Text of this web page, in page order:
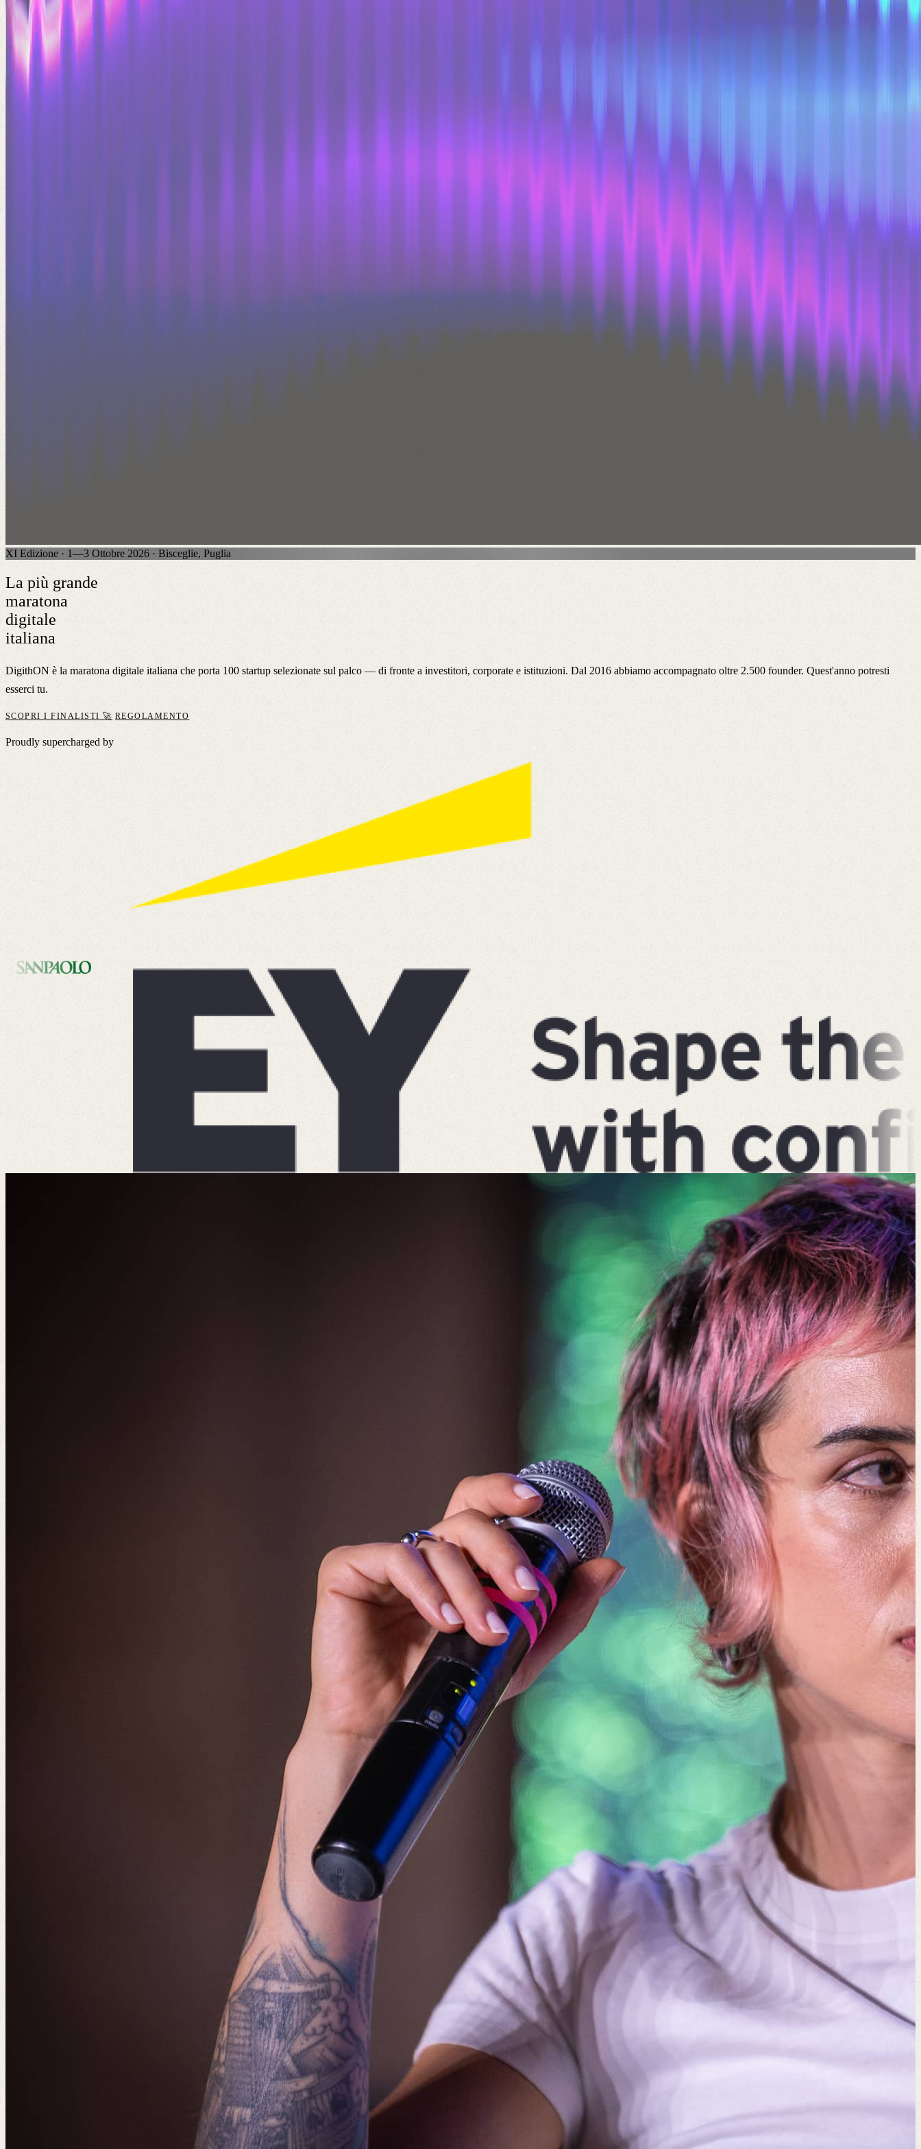
XI Edizione · 1—3 Ottobre 2026 · Bisceglie, Puglia
La più grande
maratona
digitale
italiana
DigithON è la maratona digitale italiana che porta 100 startup selezionate sul palco — di fronte a investitori, corporate e istituzioni. Dal 2016 abbiamo accompagnato oltre 2.500 founder. Quest'anno potresti
esserci tu.
SCOPRI I FINALISTI 🚀 REGOLAMENTO
Proudly supercharged by